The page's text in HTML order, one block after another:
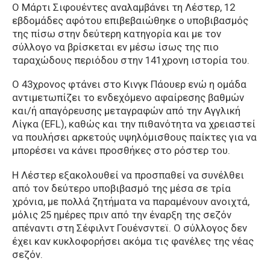
Ο Μάρτι Σιφουέντες αναλαμβάνει τη Λέστερ, 12
εβδομάδες αφότου επιβεβαιώθηκε ο υποβιβασμός
της πίσω στην δεύτερη κατηγορία και με τον
σύλλογο να βρίσκεται εν μέσω ίσως της πιο
ταραχώδους περιόδου στην 141χρονη ιστορία του.
Ο 43χρονος φτάνει στο Κινγκ Πάουερ ενώ η ομάδα
αντιμετωπίζει το ενδεχόμενο αφαίρεσης βαθμών
και/ή απαγόρευσης μεταγραφών από την Αγγλική
Λίγκα (EFL), καθώς και την πιθανότητα να χρειαστεί
να πουλήσει αρκετούς υψηλόμισθους παίκτες για να
μπορέσει να κάνει προσθήκες στο ρόστερ του.
Η Λέστερ εξακολουθεί να προσπαθεί να συνέλθει
από τον δεύτερο υποβιβασμό της μέσα σε τρία
χρόνια, με πολλά ζητήματα να παραμένουν ανοιχτά,
μόλις 25 ημέρες πριν από την έναρξη της σεζόν
απέναντι στη Σέφιλντ Γουένσντεϊ. Ο σύλλογος δεν
έχει καν κυκλοφορήσει ακόμα τις φανέλες της νέας
σεζόν.